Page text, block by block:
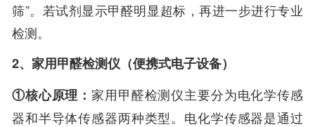
筛”。若试剂显示甲醛明显超标，再进一步进行专业
检测。
2、家用甲醛检测仪（便携式电子设备）
①核心原理： 家用甲醛检测仪主要分为电化学传感
器和半导体传感器两种类型。电化学传感器是通过